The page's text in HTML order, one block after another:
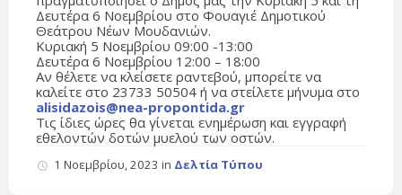
Δευτέρα 6 Νοεμβρίου στο Φουαγιέ Δημοτικού
Θεάτρου Νέων Μουδανιών.
Κυριακή 5 Νοεμβρίου 09:00 -13:00
Δευτέρα 6 Νοεμβρίου 12:00 – 18:00
Αν θέλετε να κλείσετε ραντεβού, μπορείτε να
καλείτε στο 23733 50504 ή να στείλετε μήνυμα στο
alisidazois@nea-propontida.gr
Τις ίδιες ώρες θα γίνεται ενημέρωση και εγγραφή
εθελοντών δοτών μυελού των οστών.
1 Νοεμβρίου, 2023 in Δελτία Τύπου